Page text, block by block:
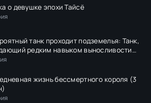
о девушке эпохи Тайсё
танк проходит подземелья: Танк,
редким навыком выносливости
изгнан из геройской группы
жизнь бессмертного короля (3